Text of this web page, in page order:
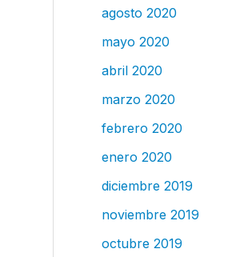
agosto 2020
mayo 2020
abril 2020
marzo 2020
febrero 2020
enero 2020
diciembre 2019
noviembre 2019
octubre 2019